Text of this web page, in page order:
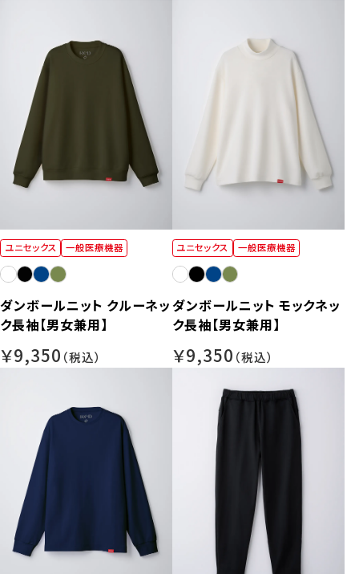
ユニセックス 一般医療機器
ダンボールニット クルーネッ
ク長袖【男女兼用】
￥9,350
ユニセックス 一般医療機器
ダンボールニット モックネッ
ク長袖【男女兼用】
￥9,350